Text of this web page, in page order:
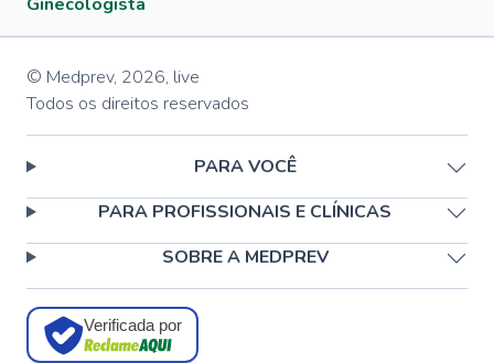
© Medprev, 2026, live
Todos os direitos reservados
PARA VOCÊ
PARA PROFISSIONAIS E CLÍNICAS
SOBRE A MEDPREV
Verificada por